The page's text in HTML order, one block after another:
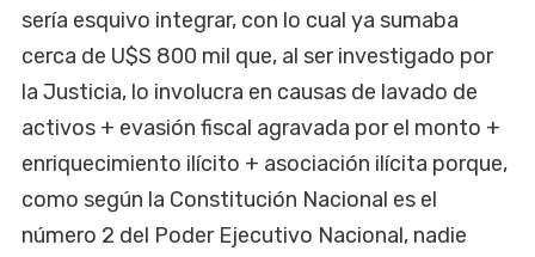
sería esquivo integrar, con lo cual ya sumaba
cerca de U$S 800 mil que, al ser investigado por
la Justicia, lo involucra en causas de lavado de
activos + evasión fiscal agravada por el monto +
enriquecimiento ilícito + asociación ilícita porque,
como según la Constitución Nacional es el
número 2 del Poder Ejecutivo Nacional, nadie